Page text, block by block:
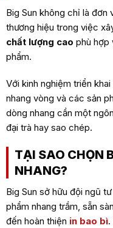
Big Sun không chỉ là đơn
thương hiệu trong việc
chất lượng cao phù hợp
phẩm.
Với kinh nghiệm triển
nhang vòng và các sản
dòng nhang cần một
đại trà hay sao chép.
TẠI SAO CHỌN
NHANG?
Big Sun sở hữu đội ngũ
phẩm nhang trầm, sẵn
đến hoàn thiện in bao bì.